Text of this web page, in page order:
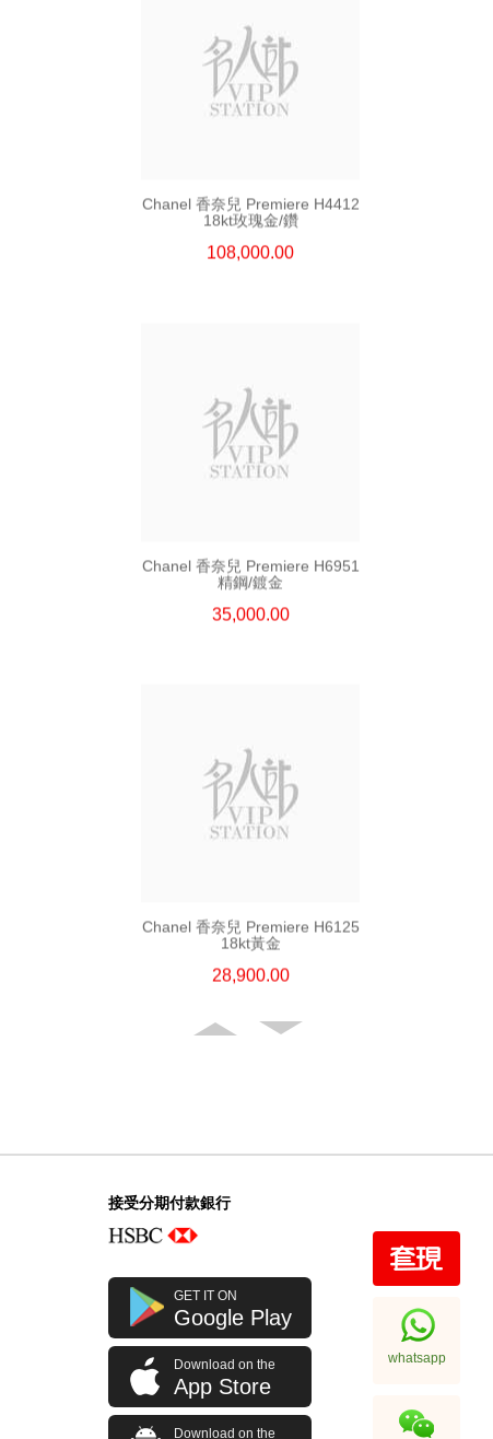
Chanel 香奈兒 Premiere H4412
18kt玫瑰金/鑽
108,000.00
Chanel 香奈兒 Premiere H6951
精鋼/鍍金
35,000.00
Chanel 香奈兒 Premiere H6125
18kt黃金
28,900.00
Chanel 香奈兒 Premiere H4412
18kt玫瑰金/鑽
108,000.00
接受分期付款銀行
GET IT ON
Google Play
Download on the
App Store
Download on the
whatsapp